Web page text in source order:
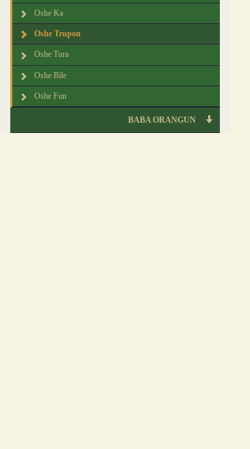
Oshe Ka
Oshe Trupon
Oshe Tura
Oshe Bile
Oshe Fun
BABA ORANGUN